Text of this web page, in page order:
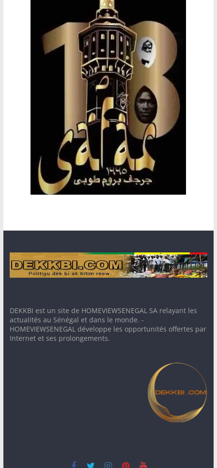
DEKKBI est un site de HOMEVIEWSENEGAL SA relayant les
actualités au Sénégal et dans le monde. -
HOMEVIEWSENEGAL développe les opportunités offertes par
Internet et ses prolongements.